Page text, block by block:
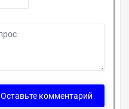
Оставьте комментарий